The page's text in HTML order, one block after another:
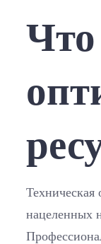
Что
Техническая
нацеленных